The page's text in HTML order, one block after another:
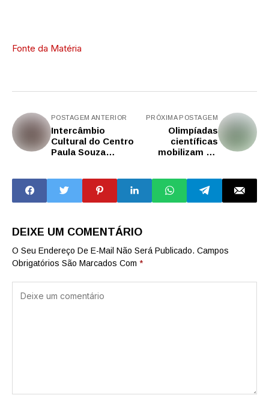
Fonte da Matéria
POSTAGEM ANTERIOR
Intercâmbio
Cultural do Centro
Paula Souza
2023 e 2025
PRÓXIMA POSTAGEM
Olimpíadas
científicas
mobilizam 1,5
consolidam
cultura de alto
desempenho na
DEIXE UM COMENTÁRIO
O Seu Endereço De E-Mail Não Será Publicado. Campos
Obrigatórios São Marcados Com *